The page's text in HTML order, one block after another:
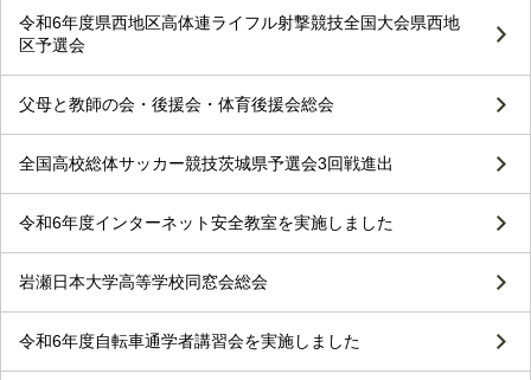
令和6年度県西地区高体連ライフル射撃競技全国大会県西地
区予選会
父母と教師の会・後援会・体育後援会総会
全国高校総体サッカー競技茨城県予選会3回戦進出
令和6年度インターネット安全教室を実施しました
岩瀬日本大学高等学校同窓会総会
令和6年度自転車通学者講習会を実施しました